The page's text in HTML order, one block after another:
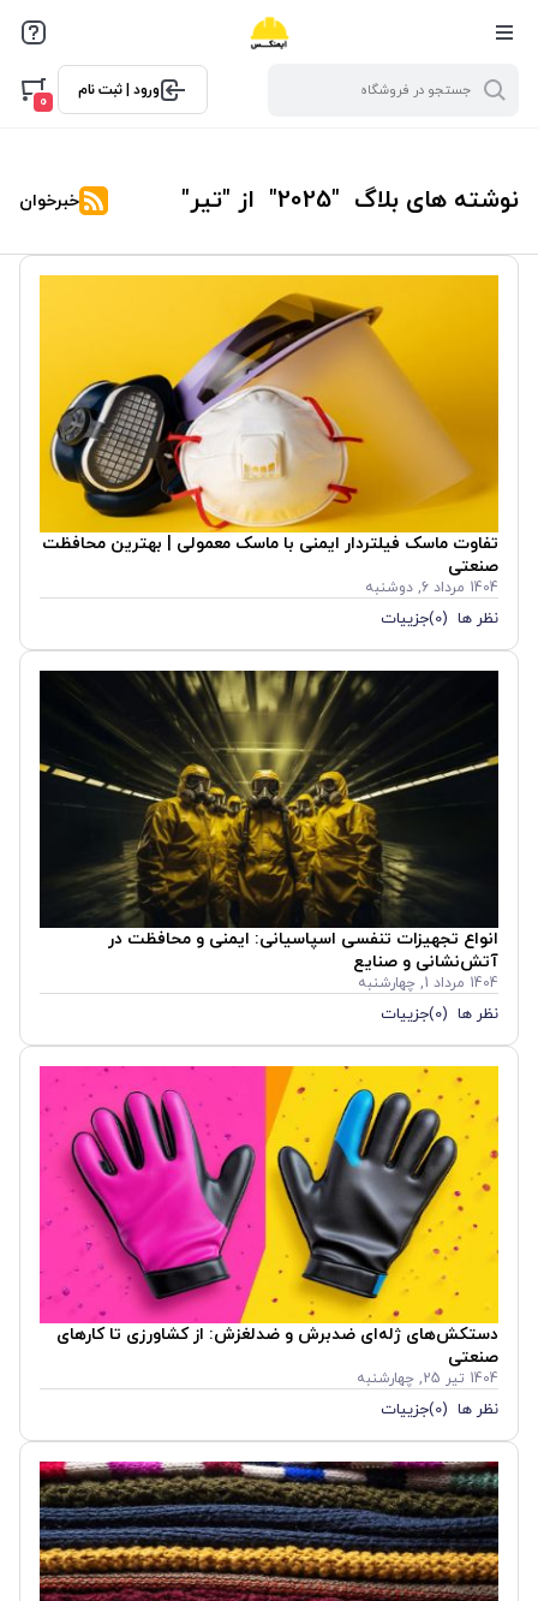
ورود | ثبت نام
0
نوشته های بلاگ "2025" از "تیر" خبرخوان
تفاوت ماسک فیلتردار ایمنی با ماسک معمولی | بهترین محافظت
صنعتی
1404 مرداد 6, دوشنبه
نظر ها (0) جزییات
انواع تجهیزات تنفسی اسپاسیانی: ایمنی و محافظت در
آتش‌نشانی و صنایع
1404 مرداد 1, چهارشنبه
نظر ها (0) جزییات
دستکش‌های ژله‌ای ضدبرش و ضدلغزش: از کشاورزی تا کارهای
صنعتی
1404 تیر 25, چهارشنبه
نظر ها (0) جزییات